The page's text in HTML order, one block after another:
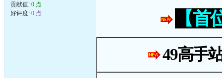
贡献值: 0 点
好评度: 0 点 【
49高手